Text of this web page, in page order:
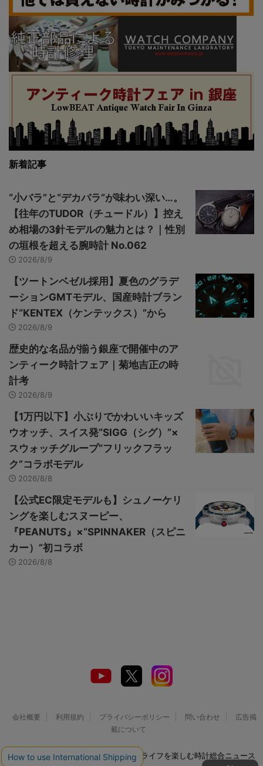
新着記事
“小バラ”と“デカバラ”が味わい深い…。
【往年のTUDOR（チュードル）】控え
め相場の3針モデルの魅力とは？｜性別
の垣根を超える腕時計 No.062
2026/8/9
【ツートンベゼル採用】夏色のグラデ
ーションGMTモデル、国産時計ブラン
ド“KENTEX（ケンテックス）”から
2026/8/9
歴史的な名品が揃う銀座で開催中のア
ンティーク時計フェア｜菊地吉正の時
計考
2026/8/9
【1万円以下】小ぶりでかわいいキッズ
ウオッチ、スイス発“SIGG（シグ）”×
スウォッチグループ“フリックフラッ
ク”コラボモデル
2026/8/8
【公式EC限定モデルも】シュノーケリ
ングを楽しむスヌーピー、
『PEANUTS』×“SPINNAKER（スピニ
カー）”初コラボ
2026/8/8
会社概要 利用規約 プライバシーポリシー 問い合わせ
広告掲
載について
© 2026 Watch LIFE NEWS｜ウオッチライフを楽しむ時計総合ニュース